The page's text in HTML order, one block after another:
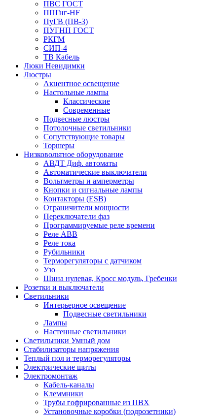
ПВС ГОСТ
ППГнг-HF
ПуГВ (ПВ-3)
ПУГНП ГОСТ
РКГМ
СИП-4
ТВ Кабель
Люки Невидимки
Люстры
Акцентное освещение
Настольные лампы
Классические
Современные
Подвесные люстры
Потолочные светильники
Сопутствующие товары
Торшеры
Низковольтное оборудование
АВДT Диф. автоматы
Автоматические выключатели
Вольтметры и амперметры
Кнопки и сигнальные лампы
Контакторы (ESB)
Ограничители мощности
Переключатели фаз
Программируемые реле времени
Реле ABB
Реле тока
Рубильники
Терморегуляторы с датчиком
Узо
Шина нулевая, Кросс модуль, Гребенки
Розетки и выключатели
Светильники
Интерьерное освещение
Подвесные светильники
Лампы
Настенные светильники
Светильники Умный дом
Стабилизаторы напряжения
Теплый пол и терморегуляторы
Электрические щиты
Электромонтаж
Кабель-каналы
Клеммники
Трубы гофрированные из ПВХ
Установочные коробки (подрозетники)